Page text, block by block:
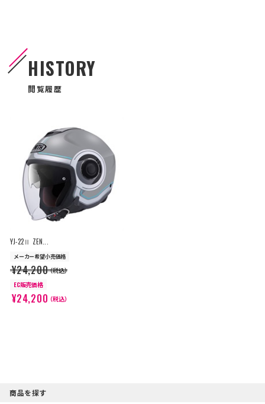
HISTORY
閲覧履歴
YJ-22Ⅱ ZEN...
メーカー希望小売価格
¥24,200（税込）
EC販売価格
¥24,200（税込）
商品を探す